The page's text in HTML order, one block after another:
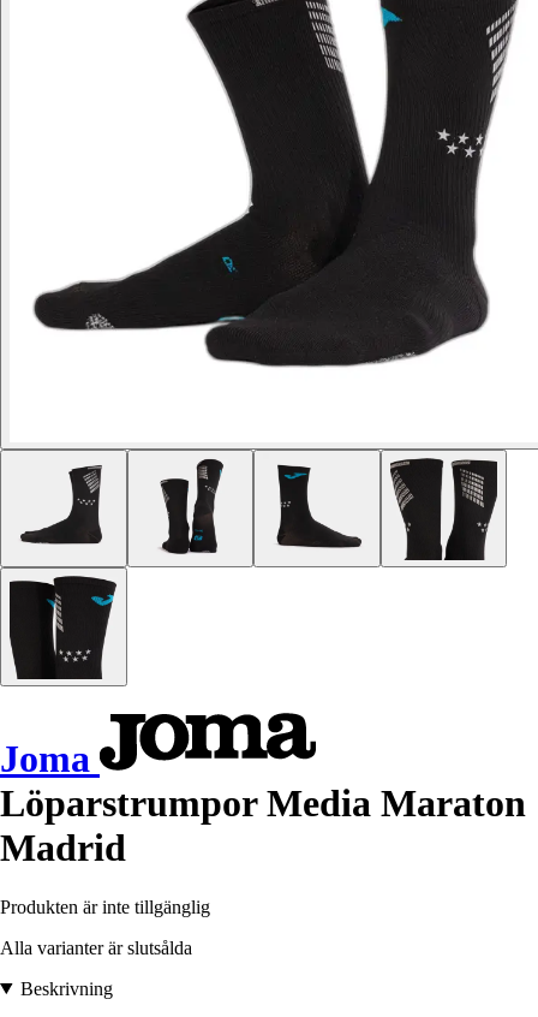
Joma
Löparstrumpor Media Maraton
Madrid
Produkten är inte tillgänglig
Alla varianter är slutsålda
Beskrivning